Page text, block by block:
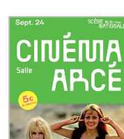
En
plus